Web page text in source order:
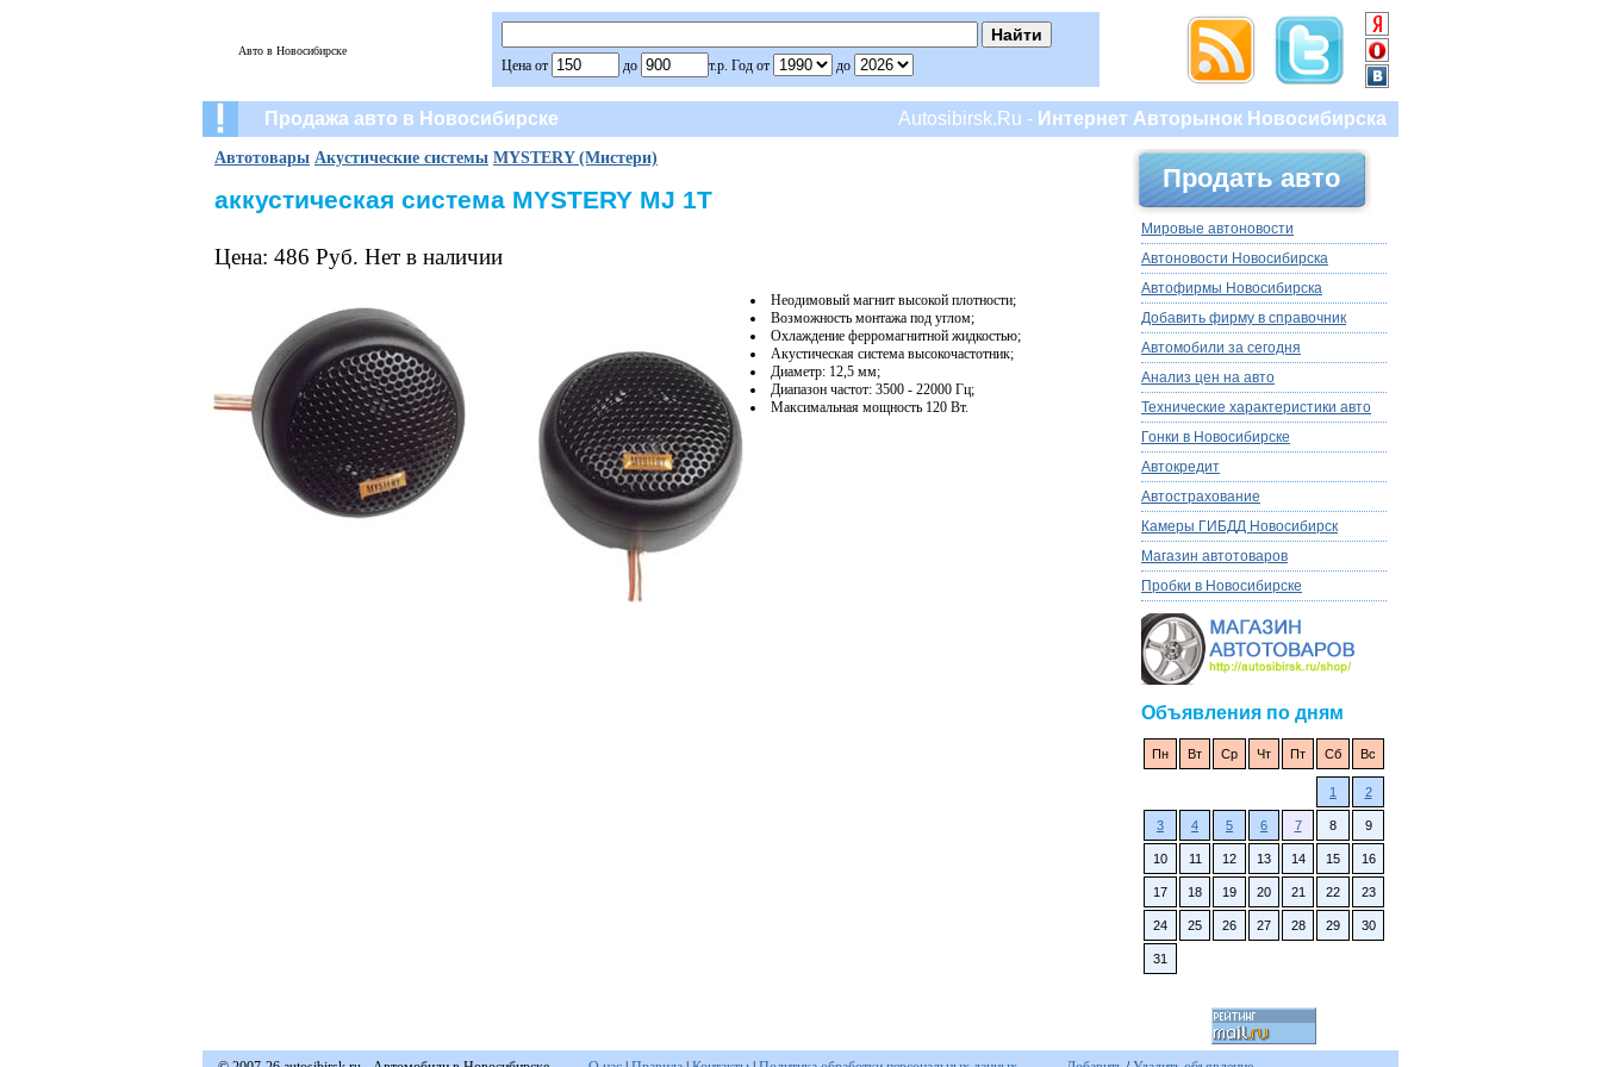
Авто в Новосибирске
Цена от до т.р. Год от до
Продажа авто в Новосибирске Autosibirsk.Ru - Интернет Авторынок Новосибирска
Автотовары Акустические системы MYSTERY (Мистери)
аккустическая система MYSTERY MJ 1Т
Цена: 486 Руб. Нет в наличии
Неодимовый магнит высокой плотности;
Возможность монтажа под углом;
Охлаждение ферромагнитной жидкостью;
Акустическая система высокочастотник;
Диаметр: 12,5 мм;
Диапазон частот: 3500 - 22000 Гц;
Максимальная мощность 120 Вт.
Продать авто
Мировые автоновости
Автоновости Новосибирска
Автофирмы Новосибирска
Добавить фирму в справочник
Автомобили за сегодня
Анализ цен на авто
Технические характеристики авто
Гонки в Новосибирске
Автокредит
Автострахование
Камеры ГИБДД Новосибирск
Магазин автотоваров
Пробки в Новосибирске
Объявления по дням
Пн Вт Ср Чт Пт Сб Вс
1 2
3 4 5 6 7 8 9
10 11 12 13 14 15 16
17 18 19 20 21 22 23
24 25 26 27 28 29 30
31